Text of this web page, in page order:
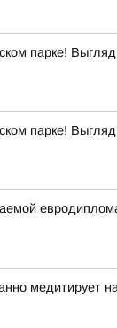
парке!
парке!
медитирует